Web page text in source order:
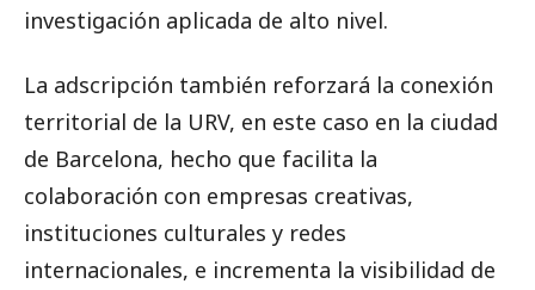
investigación aplicada de alto nivel.
La adscripción también reforzará la conexión
territorial de la URV, en este caso en la ciudad
de Barcelona, hecho que facilita la
colaboración con empresas creativas,
instituciones culturales y redes
internacionales, e incrementa la visibilidad de